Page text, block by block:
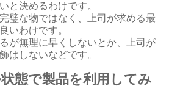
と決めるわけです。
璧な物ではなく、上司が求める最
いわけです。
が無理に早くしないとか、上司が
はしないなどです。
態で製品を利用してみ